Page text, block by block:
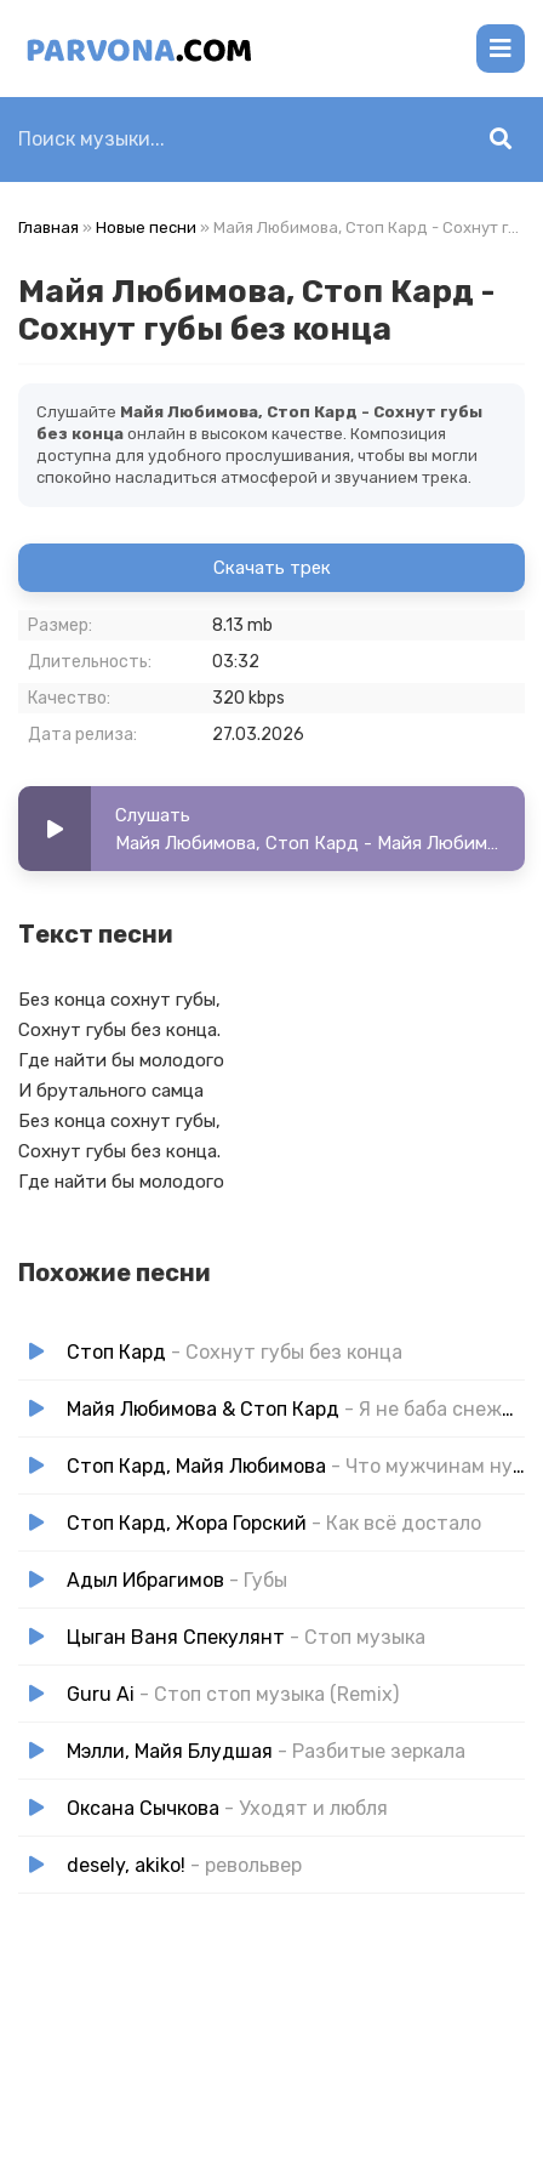
Главная » Новые песни » Майя Любимова, Стоп Кард - Сохнут губы без конца
Майя Любимова, Стоп Кард -
Сохнут губы без конца
Слушайте Майя Любимова, Стоп Кард - Сохнут губы
без конца онлайн в высоком качестве. Композиция
доступна для удобного прослушивания, чтобы вы могли
спокойно насладиться атмосферой и звучанием трека.
Скачать трек
Размер:
8.13 mb
Длительность:
03:32
Качество:
320 kbps
Дата релиза:
27.03.2026
Слушать
Майя Любимова, Стоп Кард - Майя Любимова, Стоп Кард - Сохнут губы без конца
Текст песни
Без конца сохнут губы,
Сохнут губы без конца.
Где найти бы молодого
И брутального самца
Без конца сохнут губы,
Сохнут губы без конца.
Где найти бы молодого
Похожие песни
Стоп Кард - Сохнут губы без конца
Майя Любимова & Стоп Кард - Я не баба снежная
Стоп Кард, Майя Любимова - Что мужчинам нужно
Стоп Кард, Жора Горский - Как всё достало
Адыл Ибрагимов - Губы
Цыган Ваня Спекулянт - Стоп музыка
Guru Ai - Стоп стоп музыка (Remix)
Мэлли, Майя Блудшая - Разбитые зеркала
Оксана Сычкова - Уходят и любля
desely, akiko! - револьвер